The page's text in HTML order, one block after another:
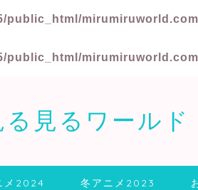
public_html/
public_html/
る見るワールド
メ2024 冬アニメ2023